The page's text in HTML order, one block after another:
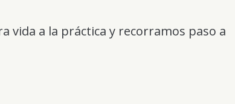
vida a la práctica y recorramos paso a